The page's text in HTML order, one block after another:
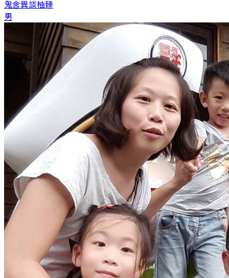
鬼舍異談柚臻
男